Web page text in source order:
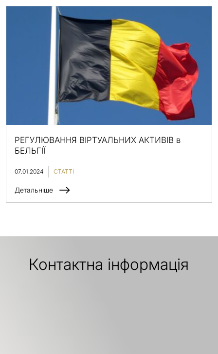
РЕГУЛЮВАННЯ ВІРТУАЛЬНИХ АКТИВІВ в
БЕЛЬГІЇ
07.01.2024 СТАТТІ
Детальніше
Контактна інформація